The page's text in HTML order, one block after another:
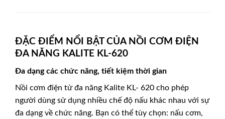
ĐẶC ĐIỂM NỔI BẬT CỦA NỒI CƠM ĐIỆN
ĐA NĂNG KALITE KL-620
Đa dạng các chức năng, tiết kiệm thời gian
Nồi cơm điện tử đa năng Kalite KL- 620 cho phép
người dùng sử dụng nhiều chế độ nấu khác nhau với sự
đa dạng về chức năng. Bạn có thể tùy chọn: nấu cơm,